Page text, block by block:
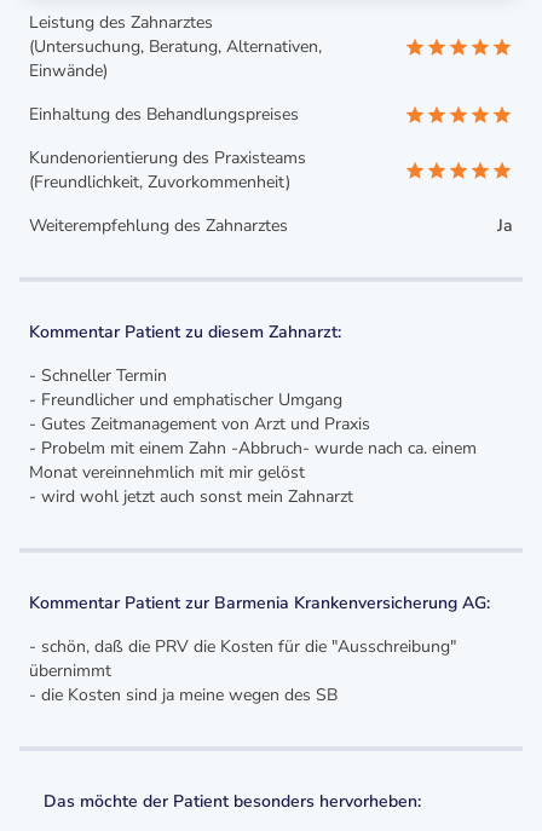
Leistung des Zahnarztes
(Untersuchung, Beratung, Alternativen,
Einwände)
Einhaltung des Behandlungspreises
Kundenorientierung des Praxisteams
(Freundlichkeit, Zuvorkommenheit)
Weiterempfehlung des Zahnarztes
Ja
Kommentar Patient zu diesem Zahnarzt:
- Schneller Termin
- Freundlicher und emphatischer Umgang
- Gutes Zeitmanagement von Arzt und Praxis
- Probelm mit einem Zahn -Abbruch- wurde nach ca. einem
Monat vereinnehmlich mit mir gelöst
- wird wohl jetzt auch sonst mein Zahnarzt
Kommentar Patient zur Barmenia Krankenversicherung AG:
- schön, daß die PRV die Kosten für die "Ausschreibung"
übernimmt
- die Kosten sind ja meine wegen des SB
Das möchte der Patient besonders hervorheben: